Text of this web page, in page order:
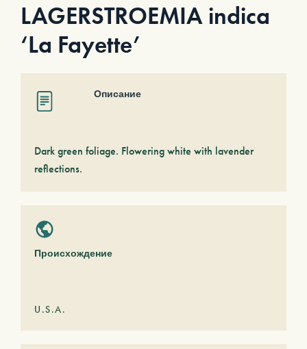
LAGERSTROEMIA indica
‘La Fayette’
Описание
Dark green foliage. Flowering white with lavender
reflections.
Происхождение
U.S.A.